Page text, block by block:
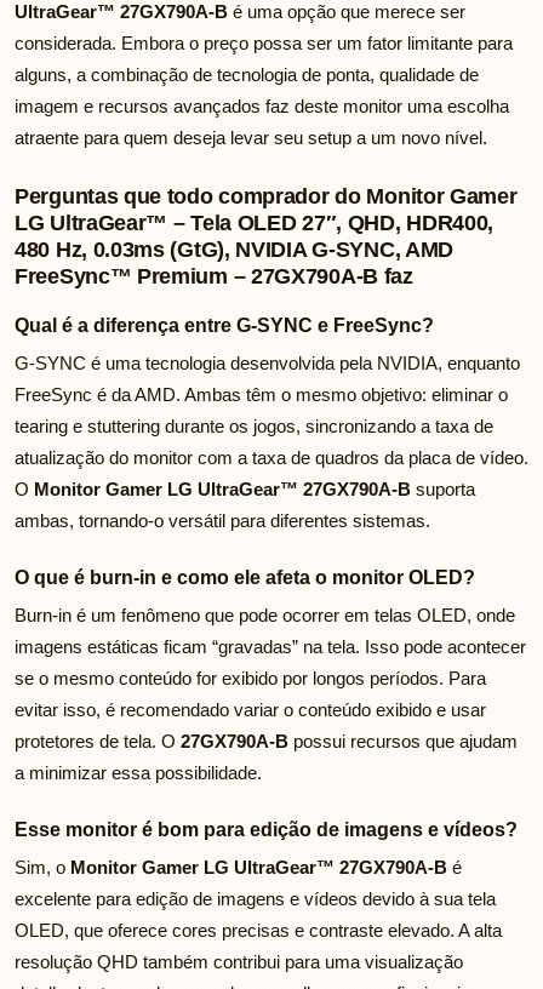
UltraGear™ 27GX790A-B é uma opção que merece ser
considerada. Embora o preço possa ser um fator limitante para
alguns, a combinação de tecnologia de ponta, qualidade de
imagem e recursos avançados faz deste monitor uma escolha
atraente para quem deseja levar seu setup a um novo nível.
Perguntas que todo comprador do Monitor Gamer
LG UltraGear™ – Tela OLED 27″, QHD, HDR400,
480 Hz, 0.03ms (GtG), NVIDIA G-SYNC, AMD
FreeSync™ Premium – 27GX790A-B faz
Qual é a diferença entre G-SYNC e FreeSync?
G-SYNC é uma tecnologia desenvolvida pela NVIDIA, enquanto
FreeSync é da AMD. Ambas têm o mesmo objetivo: eliminar o
tearing e stuttering durante os jogos, sincronizando a taxa de
atualização do monitor com a taxa de quadros da placa de vídeo.
O Monitor Gamer LG UltraGear™ 27GX790A-B suporta
ambas, tornando-o versátil para diferentes sistemas.
O que é burn-in e como ele afeta o monitor OLED?
Burn-in é um fenômeno que pode ocorrer em telas OLED, onde
imagens estáticas ficam “gravadas” na tela. Isso pode acontecer
se o mesmo conteúdo for exibido por longos períodos. Para
evitar isso, é recomendado variar o conteúdo exibido e usar
protetores de tela. O 27GX790A-B possui recursos que ajudam
a minimizar essa possibilidade.
Esse monitor é bom para edição de imagens e vídeos?
Sim, o Monitor Gamer LG UltraGear™ 27GX790A-B é
excelente para edição de imagens e vídeos devido à sua tela
OLED, que oferece cores precisas e contraste elevado. A alta
resolução QHD também contribui para uma visualização